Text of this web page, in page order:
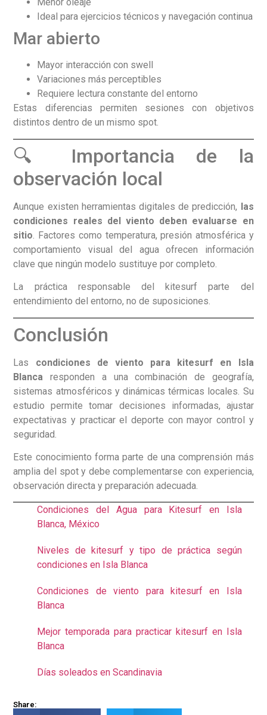
Menor oleaje
Ideal para ejercicios técnicos y navegación continua
Mar abierto
Mayor interacción con swell
Variaciones más perceptibles
Requiere lectura constante del entorno
Estas diferencias permiten sesiones con objetivos
distintos dentro de un mismo spot.
🔍 Importancia de la
observación local
Aunque existen herramientas digitales de predicción, las
condiciones reales del viento deben evaluarse en
sitio. Factores como temperatura, presión atmosférica y
comportamiento visual del agua ofrecen información
clave que ningún modelo sustituye por completo.
La práctica responsable del kitesurf parte del
entendimiento del entorno, no de suposiciones.
Conclusión
Las condiciones de viento para kitesurf en Isla
Blanca responden a una combinación de geografía,
sistemas atmosféricos y dinámicas térmicas locales. Su
estudio permite tomar decisiones informadas, ajustar
expectativas y practicar el deporte con mayor control y
seguridad.
Este conocimiento forma parte de una comprensión más
amplia del spot y debe complementarse con experiencia,
observación directa y preparación adecuada.
Condiciones del Agua para Kitesurf en Isla
Blanca, México
Niveles de kitesurf y tipo de práctica según
condiciones en Isla Blanca
Condiciones de viento para kitesurf en Isla
Blanca
Mejor temporada para practicar kitesurf en Isla
Blanca
Días soleados en Scandinavia
Share: